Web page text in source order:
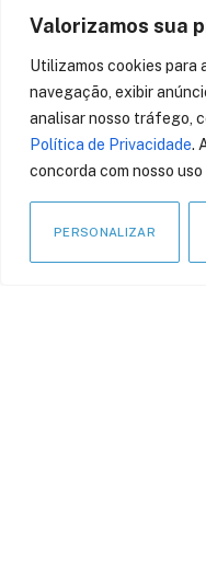
Valorizamos sua
Utilizamos cookies para
navegação, exibir
analisar nosso tráfego,
Política de Privacidade.
concorda com nosso uso
PERSONALIZAR